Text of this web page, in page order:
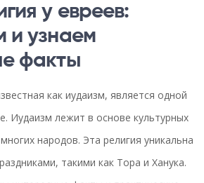
у евреев:
и узнаем
факты
как иудаизм, является одной
Иудаизм лежит в основе культурных
народов. Эта религия уникальна
такими как Тора и Ханука.